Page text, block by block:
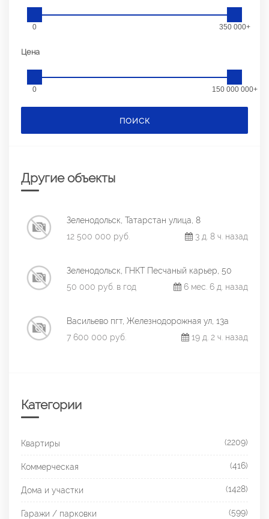
0 350 000+
Цена
0 150 000 000+
ПОИСК
Другие объекты
Зеленодольск, Татарстан улица, 8
12 500 000 руб.
3 д. 8 ч. назад
Зеленодольск, ГНКТ Песчаный карьер, 50
50 000 руб. в год
6 мес. 6 д. назад
Васильево пгт, Железнодорожная ул, 13а
7 600 000 руб.
19 д. 2 ч. назад
Категории
Квартиры (2209)
Коммерческая (416)
Дома и участки (1428)
Гаражи / парковки (599)